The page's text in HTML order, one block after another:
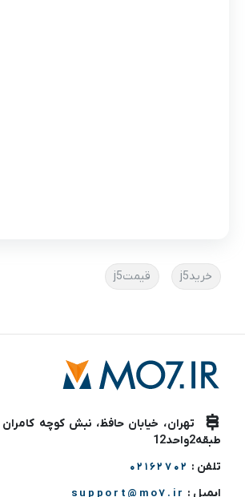
خریدj5 قیمتj5
تهران، خیابان حافظ، نبش کوچه
طبقه2واحد12
تلفن : 02162702
ایمیل : support@mo7.ir